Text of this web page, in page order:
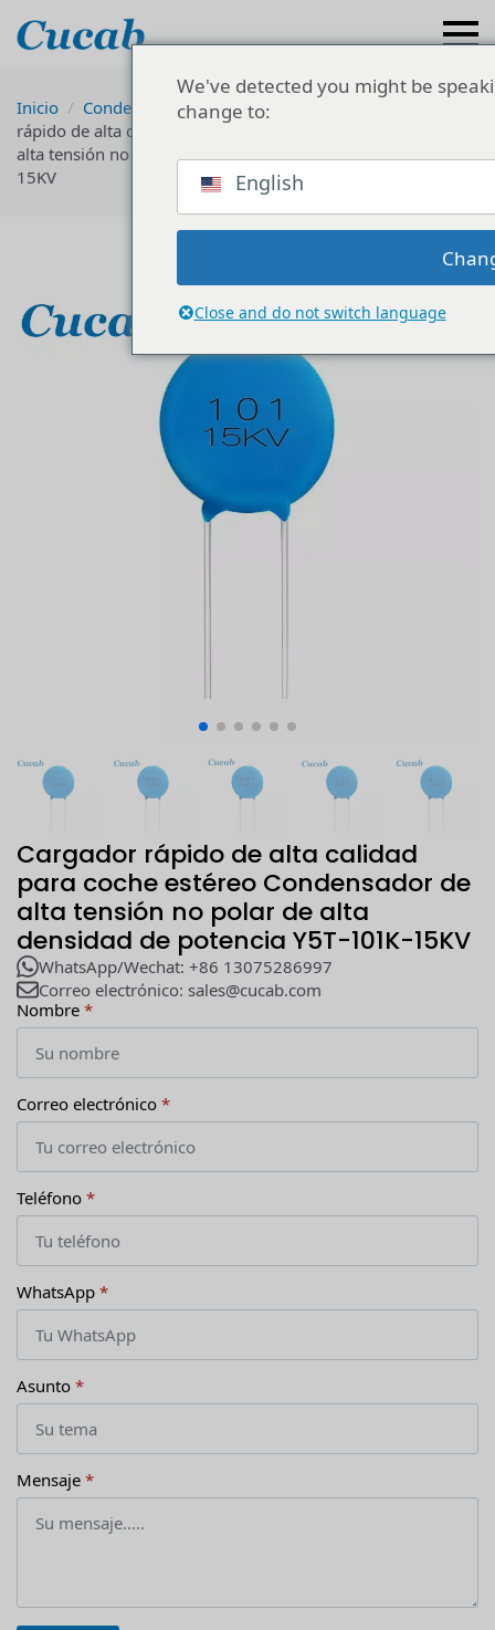
Inicio Condensador cerámico de alta tensión
rápido de alta calidad para coche estéreo Condensador de
alta tensión no polar de alta densidad de potencia Y5T-101K-
15KV
Cargador rápido de alta calidad
para coche estéreo Condensador de
alta tensión no polar de alta
densidad de potencia Y5T-101K-15KV
WhatsApp/Wechat: +86 13075286997
Correo electrónico: sales@cucab.com
Nombre *
Correo electrónico *
Teléfono *
WhatsApp *
Asunto *
Mensaje *
We've detected you might be
change to:
English
Close and do not switch language